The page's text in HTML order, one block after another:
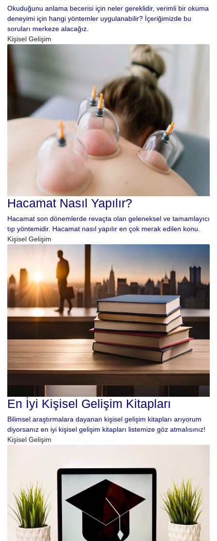
Okuduğunu anlama becerisi için neler gereklidir, verimli bir okuma
deneyimi için hangi yöntemler uygulanabilir? İçeriğimizde bu
soruları merkeze alacağız.
Kişisel Gelişim
Hacamat Nasıl Yapılır?
Hacamat son dönemlerde revaçta olan geleneksel ve tamamlayıcı
tıp yöntemidir. Hacamat nasıl yapılır en çok merak edilen konu.
Kişisel Gelişim
En İyi Kişisel Gelişim Kitapları
Bilimsel araştırmalara dayanan kişisel gelişim kitapları arıyorum
diyorsanız en iyi kişisel gelişim kitapları listemize göz atmalısınız!
Kişisel Gelişim